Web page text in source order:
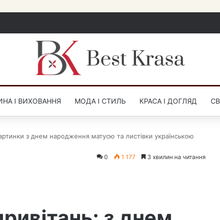
І ВИХОВАННЯ МОДА І СТИЛЬ КРАСА І ДОГЛЯД
з днем народження матусю та листівки українською
0 1 177 3 хвилин на читання